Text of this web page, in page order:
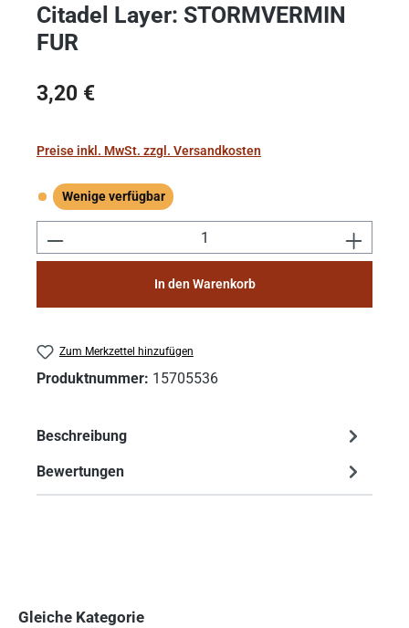
Citadel Layer: STORMVERMIN
FUR
Regulärer Preis:
3,20 €
Preise inkl. MwSt. zzgl. Versandkosten
Wenige verfügbar
Wenige verfügbar
Produkt Anzahl: Gib den gewünschten
In den Warenkorb
Zum Merkzettel hinzufügen
Produktnummer: 15705536
Beschreibung
Bewertungen
Gleiche Kategorie